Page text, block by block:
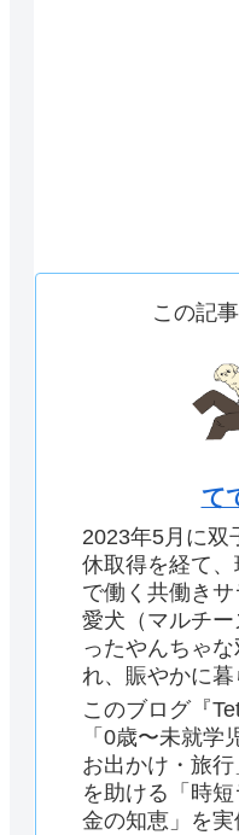
この記
て
2023年5月に双
休取得を経て
で働く共働きサ
愛犬（マルチ
ったやんちゃ
れ、賑やかに暮
このブログ『
「0歳〜未就学
お出かけ・旅
を助ける「時
金の知恵」を